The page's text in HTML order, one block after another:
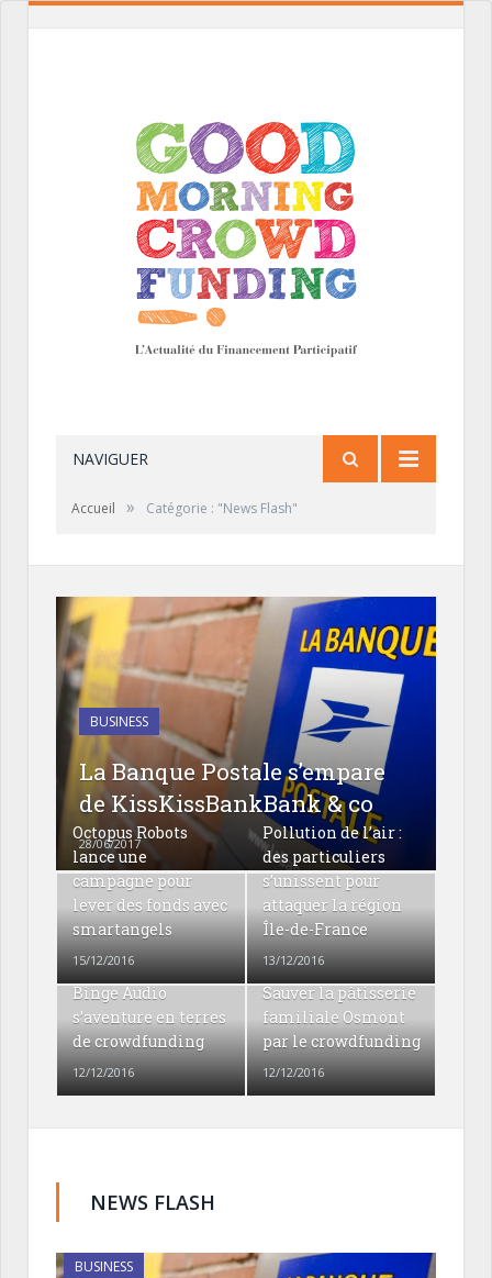
NAVIGUER
Accueil » Catégorie : "News Flash"
BUSINESS
La Banque Postale s’empare
de KissKissBankBank & co
28/06/2017
Octopus Robots
lance une
campagne pour
lever des fonds avec
smartangels
15/12/2016
Pollution de l’air :
des particuliers
s’unissent pour
attaquer la région
Île-de-France
13/12/2016
Binge Audio
s’aventure en terres
de crowdfunding
12/12/2016
Sauver la pâtisserie
familiale Osmont
par le crowdfunding
12/12/2016
NEWS FLASH
BUSINESS